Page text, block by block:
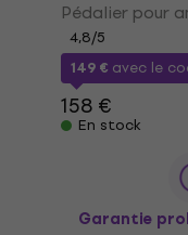
Pédalier pour
4,8/5
149 € avec le
158 €
En stock
Garantie